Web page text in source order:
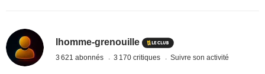
lhomme-grenouille
3 621 abonnés 3 170 critiques Suivre son activité